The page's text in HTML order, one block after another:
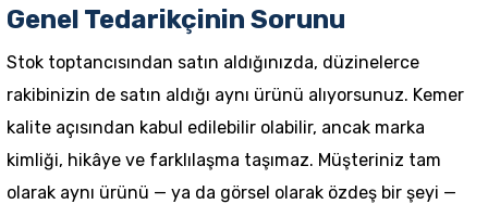
Genel Tedarikçinin Sorunu
Stok toptancısından satın aldığınızda, düzinelerce
rakibinizin de satın aldığı aynı ürünü alıyorsunuz. Kemer
kalite açısından kabul edilebilir olabilir, ancak marka
kimliği, hikâye ve farklılaşma taşımaz. Müşteriniz tam
olarak aynı ürünü — ya da görsel olarak özdeş bir şeyi —